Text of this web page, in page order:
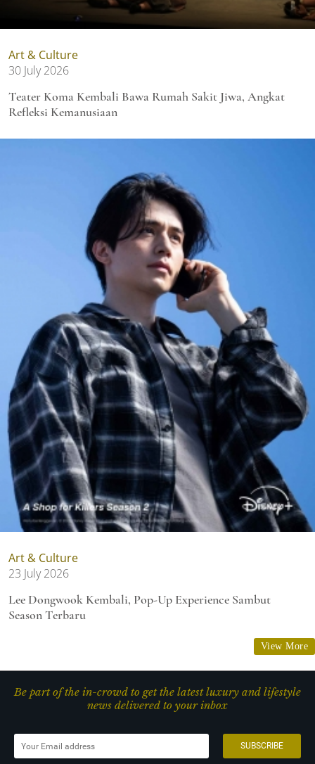
Art & Culture
30 July 2026
Teater Koma Kembali Bawa Rumah Sakit Jiwa, Angkat
Refleksi Kemanusiaan
Art & Culture
23 July 2026
Lee Dongwook Kembali, Pop-Up Experience Sambut
Season Terbaru
View More
Be part of the in-crowd to get the latest luxury and lifestyle
news delivered to your inbox